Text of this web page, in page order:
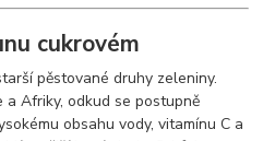
cukrovém
pěstované druhy zeleniny.
a Afriky, odkud se postupně
obsahu vody, vitamínu C a